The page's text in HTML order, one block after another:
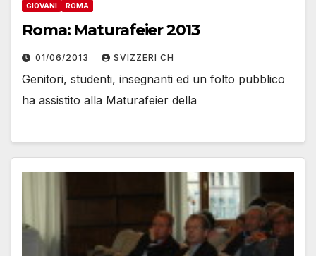
GIOVANI ROMA
Roma: Maturafeier 2013
01/06/2013 SVIZZERI CH
Genitori, studenti, insegnanti ed un folto pubblico
ha assistito alla Maturafeier della